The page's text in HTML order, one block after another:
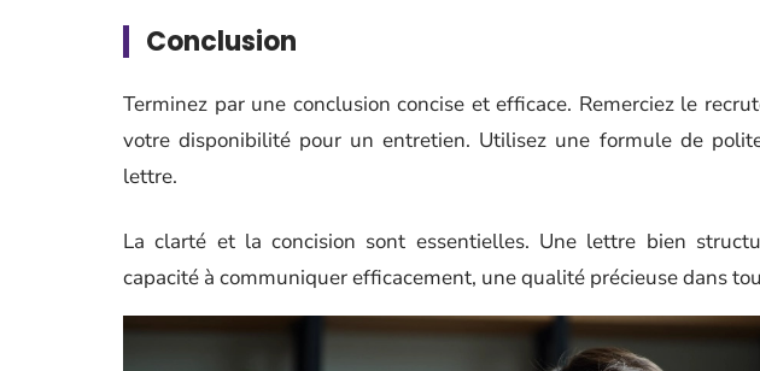
Conclusion
Terminez par une conclusion concise et efficace. Remerciez le
votre disponibilité pour un entretien. Utilisez une formule de
lettre.
La clarté et la concision sont essentielles. Une lettre bien
capacité à communiquer efficacement, une qualité précieuse dans